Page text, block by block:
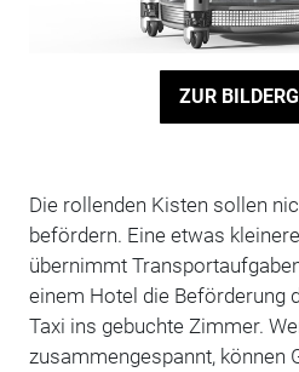
ZUR
Die rollenden Kisten sollen
befördern. Eine etwas
übernimmt
einem Hotel die Beförderung
Taxi ins gebuchte Zimmer.
zusammengespannt, können